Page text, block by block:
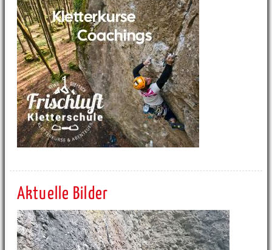
Aktuelle Bilder